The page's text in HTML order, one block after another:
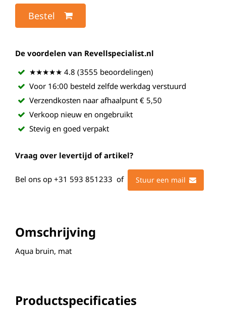
Bestel
De voordelen van Revellspecialist.nl
★★★★★ 4.8 (3555 beoordelingen)
Voor 16:00 besteld zelfde werkdag verstuurd
Verzendkosten naar afhaalpunt € 5,50
Verkoop nieuw en ongebruikt
Stevig en goed verpakt
Vraag over levertijd of artikel?
Bel ons op +31 593 851233 of Stuur een mail
Omschrijving
Aqua bruin, mat
Productspecificaties